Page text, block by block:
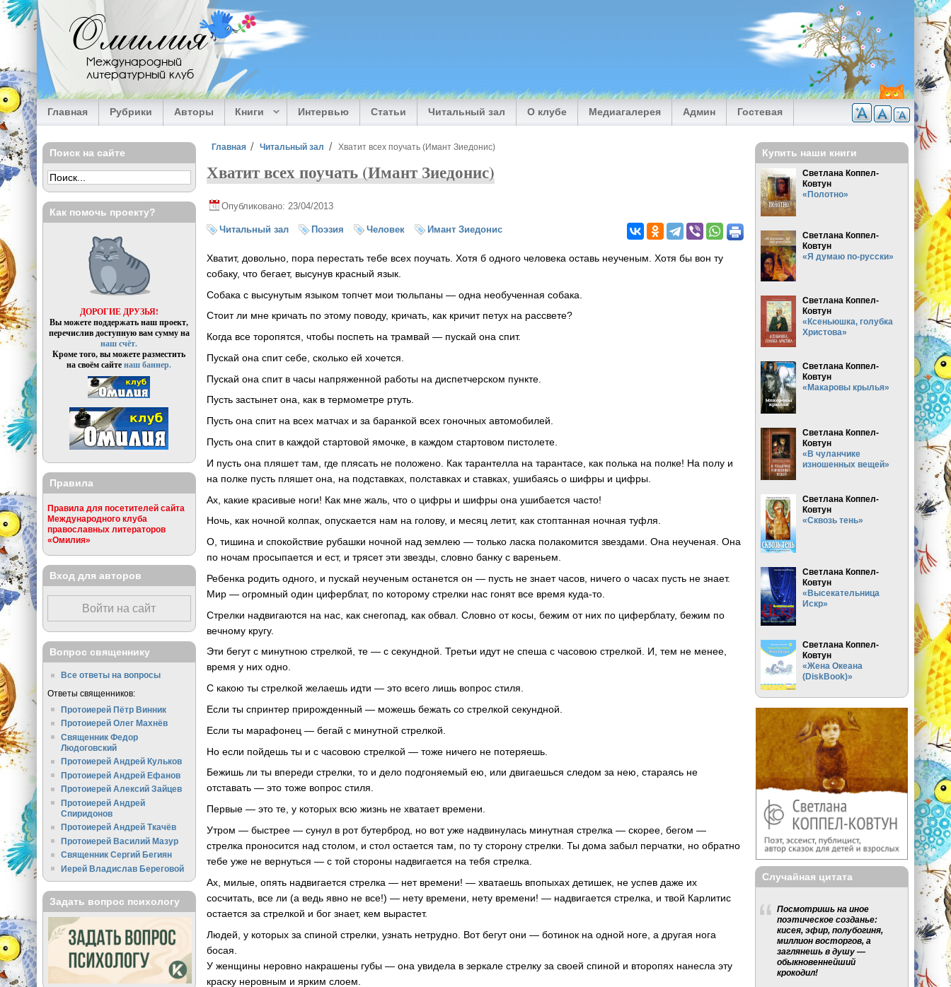
Перейти к основному содержанию
Омилия
Международный
литературный клуб
Главная Рубрики Авторы Книги Интервью Статьи Читальный зал О клубе Медиагалерея Админ Гостевая
Вы здесь
Главная Читальный зал Хватит всех поучать (Имант Зиедонис)
Хватит всех поучать (Имант Зиедонис)
Опубликовано: 23/04/2013
Читальный зал Поэзия Человек Имант Зиедонис
Хватит, довольно, пора перестать тебе всех поучать. Хотя б одного человека оставь неученым. Хотя бы вон ту
собаку, что бегает, высунув красный язык.
Собака с высунутым языком топчет мои тюльпаны — одна необученная собака.
Стоит ли мне кричать по этому поводу, кричать, как кричит петух на рассвете?
Когда все торопятся, чтобы поспеть на трамвай — пускай она спит.
Пускай она спит себе, сколько ей хочется.
Пускай она спит в часы напряженной работы на диспетчерском пункте.
Пусть застынет она, как в термометре ртуть.
Пусть она спит на всех матчах и за баранкой всех гоночных автомобилей.
Пусть она спит в каждой стартовой ямочке, в каждом стартовом пистолете.
И пусть она пляшет там, где плясать не положено. Как тарантелла на тарантасе, как полька на полке! На полу и
на полке пусть пляшет она, на подставках, полставках и ставках, ушибаясь о шифры и цифры.
Ах, какие красивые ноги! Как мне жаль, что о цифры и шифры она ушибается часто!
Ночь, как ночной колпак, опускается нам на голову, и месяц летит, как стоптанная ночная туфля.
О, тишина и спокойствие рубашки ночной над землею — только ласка полакомится звездами. Она неученая. Она
по ночам просыпается и ест, и трясет эти звезды, словно банку с вареньем.
Ребенка родить одного, и пускай неученым останется он — пусть не знает часов, ничего о часах пусть не знает.
Мир — огромный один циферблат, по которому стрелки нас гонят все время куда-то.
Стрелки надвигаются на нас, как снегопад, как обвал. Словно от косы, бежим от них по циферблату, бежим по
вечному кругу.
Эти бегут с минутною стрелкой, те — с секундной. Третьи идут не спеша с часовою стрелкой. И, тем не менее,
время у них одно.
С какою ты стрелкой желаешь идти — это всего лишь вопрос стиля.
Если ты спринтер прирожденный — можешь бежать со стрелкой секундной.
Если ты марафонец — бегай с минутной стрелкой.
Но если пойдешь ты и с часовою стрелкой — тоже ничего не потеряешь.
Бежишь ли ты впереди стрелки, то и дело подгоняемый ею, или двигаешься следом за нею, стараясь не
отставать — это тоже вопрос стиля.
Первые — это те, у которых всю жизнь не хватает времени.
Утром — быстрее — сунул в рот бутерброд, но вот уже надвинулась минутная стрелка — скорее, бегом —
стрелка проносится над столом, и стол остается там, по ту сторону стрелки. Ты дома забыл перчатки, но обратно
тебе уже не вернуться — с той стороны надвигается на тебя стрелка.
Ах, милые, опять надвигается стрелка — нет времени! — хватаешь впопыхах детишек, не успев даже их
сосчитать, все ли (а ведь явно не все!) — нету времени, нету времени! — надвигается стрелка, и твой Карлитис
остается за стрелкой и бог знает, кем вырастет.
Людей, у которых за спиной стрелки, узнать нетрудно. Вот бегут они — ботинок на одной ноге, а другая нога
босая.
У женщины неровно накрашены губы — она увидела в зеркале стрелку за своей спиной и второпях нанесла эту
краску неровным и ярким слоем.
Поиск на сайте
Как помочь проекту?
ДОРОГИЕ ДРУЗЬЯ!
Вы можете поддержать наш проект,
перечислив доступную вам сумму на
наш счёт.
Кроме того, вы можете разместить
на своём сайтенаш баннер.
Правила
Правила для посетителей сайта
Международного клуба
православных литераторов
«Омилия»
Вход для авторов
Войти на сайт
Вопрос священнику
Все ответы на вопросы
Ответы священников:
Протоиерей Пётр Винник
Протоиерей Олег Махнёв
Священник Федор
Людоговский
Протоиерей Андрей Кульков
Протоиерей Андрей Ефанов
Протоиерей Алексий Зайцев
Протоиерей Андрей
Спиридонов
Протоиерей Андрей Ткачёв
Протоиерей Василий Мазур
Священник Сергий Бегиян
Иерей Владислав Береговой
Задать вопрос психологу
Купить наши книги
Светлана Коппел-
Ковтун
«Полотно»
Светлана Коппел-
Ковтун
«Я думаю по-русски»
Светлана Коппел-
Ковтун
«Ксеньюшка, голубка
Христова»
Светлана Коппел-
Ковтун
«Макаровы крылья»
Светлана Коппел-
Ковтун
«В чуланчике
изношенных вещей»
Светлана Коппел-
Ковтун
«Сквозь тень»
Светлана Коппел-
Ковтун
«Высекательница
Искр»
Светлана Коппел-
Ковтун
«Жена Океана
(DiskBook)»
Случайная цитата
Посмотришь на иное
поэтическое созданье:
кисея, эфир, полубогиня,
миллион восторгов, а
заглянешь в душу —
обыкновеннейший
крокодил!